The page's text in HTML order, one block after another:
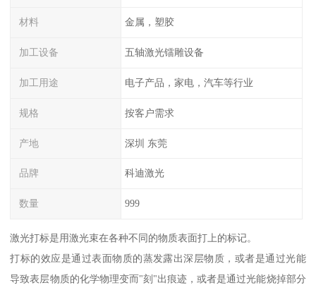
材料 金属，塑胶
加工设备 五轴激光镭雕设备
加工用途 电子产品，家电，汽车等行业
规格 按客户需求
产地 深圳 东莞
品牌 科迪激光
数量 999
激光打标是用激光束在各种不同的物质表面打上的标记。
打标的效应是通过表面物质的蒸发露出深层物质，或者是通过光能
导致表层物质的化学物理变而"刻"出痕迹，或者是通过光能烧掉部分